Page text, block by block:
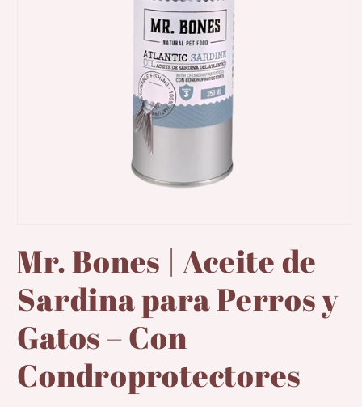
multimedia
1
una
ventana
modal
Mr. Bones | Aceite de
Sardina para Perros y
Gatos – Con
Condroprotectores